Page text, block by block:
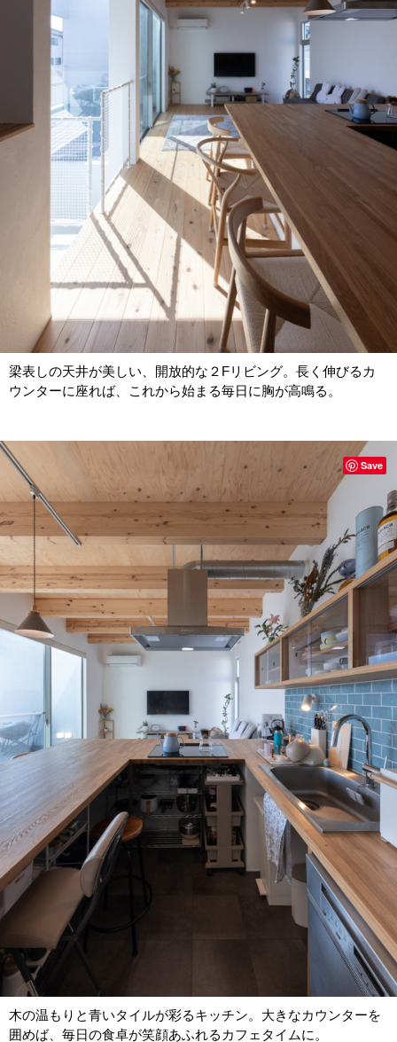
梁表しの天井が美しい、開放的な２Fリビング。長く伸びるカ
ウンターに座れば、これから始まる毎日に胸が高鳴る。
木の温もりと青いタイルが彩るキッチン。大きなカウンターを
囲めば、毎日の食卓が笑顔あふれるカフェタイムに。
Save